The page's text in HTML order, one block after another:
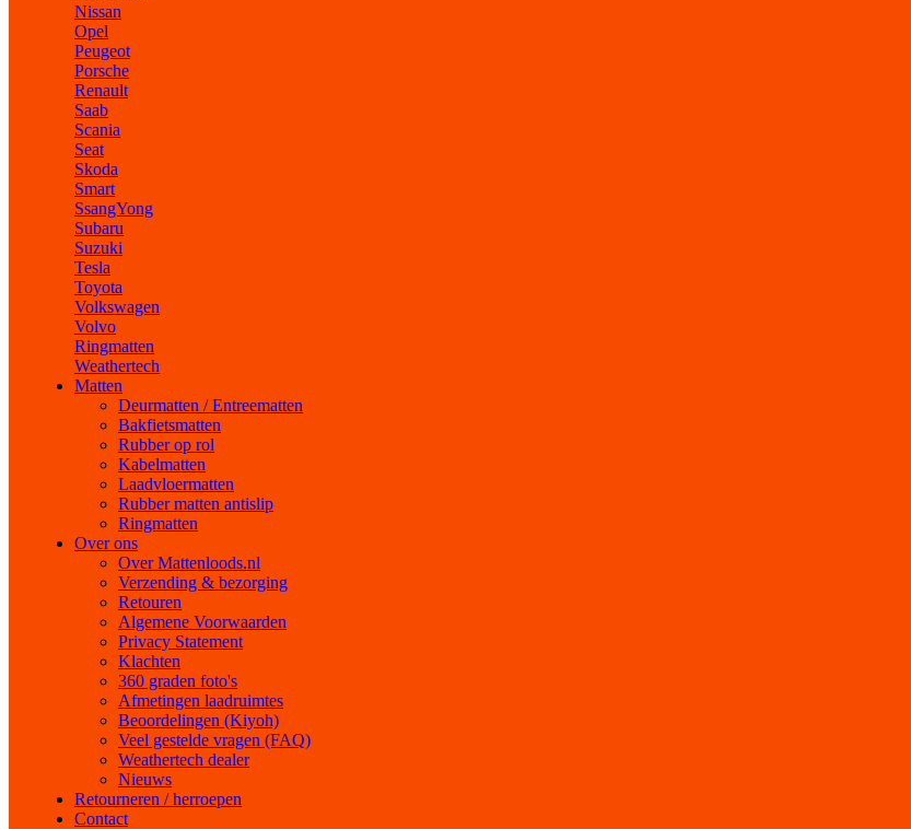
Nissan
Opel
Peugeot
Porsche
Renault
Saab
Scania
Seat
Skoda
Smart
SsangYong
Subaru
Suzuki
Tesla
Toyota
Volkswagen
Volvo
Ringmatten
Weathertech
Matten
Deurmatten / Entreematten
Bakfietsmatten
Rubber op rol
Kabelmatten
Laadvloermatten
Rubber matten antislip
Ringmatten
Over ons
Over Mattenloods.nl
Verzending & bezorging
Retouren
Algemene Voorwaarden
Privacy Statement
Klachten
360 graden foto's
Afmetingen laadruimtes
Beoordelingen (Kiyoh)
Veel gestelde vragen (FAQ)
Weathertech dealer
Nieuws
Retourneren / herroepen
Contact